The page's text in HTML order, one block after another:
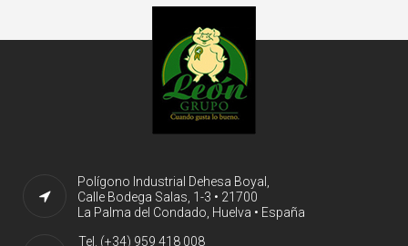
Polígono Industrial Dehesa Boyal,
Calle Bodega Salas, 1-3 • 21700
La Palma del Condado, Huelva • España
Tel. (+34) 959 418 008